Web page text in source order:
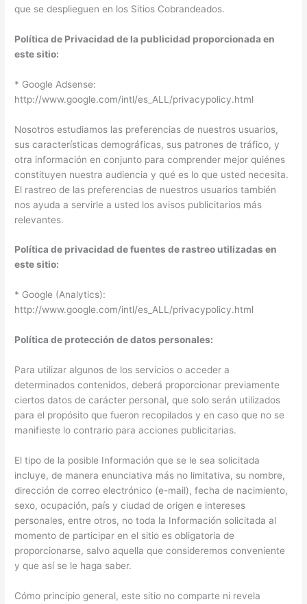
que se desplieguen en los Sitios Cobrandeados.
Política de Privacidad de la publicidad proporcionada en
este sitio:
* Google Adsense:
http://www.google.com/intl/es_ALL/privacypolicy.html
Nosotros estudiamos las preferencias de nuestros usuarios,
sus características demográficas, sus patrones de tráfico, y
otra información en conjunto para comprender mejor quiénes
constituyen nuestra audiencia y qué es lo que usted necesita.
El rastreo de las preferencias de nuestros usuarios también
nos ayuda a servirle a usted los avisos publicitarios más
relevantes.
Política de privacidad de fuentes de rastreo utilizadas en
este sitio:
* Google (Analytics):
http://www.google.com/intl/es_ALL/privacypolicy.html
Política de protección de datos personales:
Para utilizar algunos de los servicios o acceder a
determinados contenidos, deberá proporcionar previamente
ciertos datos de carácter personal, que solo serán utilizados
para el propósito que fueron recopilados y en caso que no se
manifieste lo contrario para acciones publicitarias.
El tipo de la posible Información que se le sea solicitada
incluye, de manera enunciativa más no limitativa, su nombre,
dirección de correo electrónico (e-mail), fecha de nacimiento,
sexo, ocupación, país y ciudad de origen e intereses
personales, entre otros, no toda la Información solicitada al
momento de participar en el sitio es obligatoria de
proporcionarse, salvo aquella que consideremos conveniente
y que así se le haga saber.
Cómo principio general, este sitio no comparte ni revela